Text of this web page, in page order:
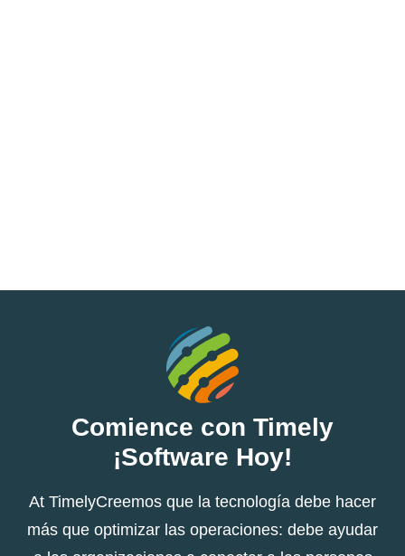
Comience con Timely
¡Software Hoy!
At TimelyCreemos que la tecnología debe hacer
más que optimizar las operaciones: debe ayudar